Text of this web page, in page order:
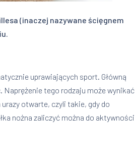
(inaczej nazywane ścięgnem
uprawiających sport. Główną
tego rodzaju może wynikać
otwarte, czyli takie, gdy do
nożna zaliczyć można do aktywności